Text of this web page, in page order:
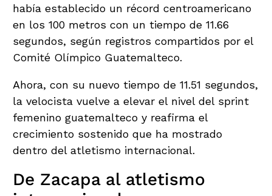
había establecido un récord centroamericano
en los 100 metros con un tiempo de 11.66
segundos, según registros compartidos por el
Comité Olímpico Guatemalteco.
Ahora, con su nuevo tiempo de 11.51 segundos,
la velocista vuelve a elevar el nivel del sprint
femenino guatemalteco y reafirma el
crecimiento sostenido que ha mostrado
dentro del atletismo internacional.
De Zacapa al atletismo